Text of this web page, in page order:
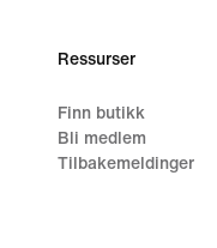
Ressurser
Finn butikk
Bli medlem
Tilbakemeldinger